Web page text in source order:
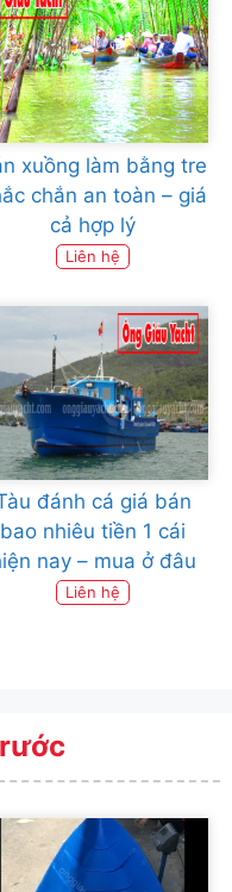
xuồng làm bằng tre
chắn an toàn – giá
cả hợp lý
Liên hệ
đánh cá giá bán
bao nhiêu tiền 1 cái
nay – mua ở đâu
Liên hệ